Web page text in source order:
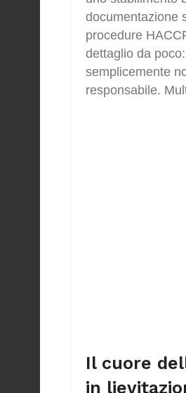
documentazione
procedure
dettaglio da
semplicemente
responsabile.
Il cuore
in